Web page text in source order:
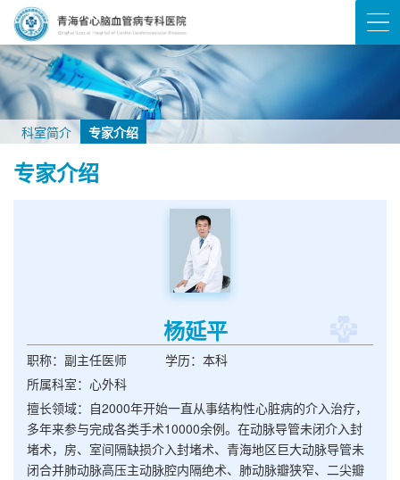
科室简介 专家介绍
专家介绍
杨延平
职称：副主任医师
学历：本科
所属科室：心外科
擅长领域：自2000年开始一直从事结构性心脏病的介入治疗，
多年来参与完成各类手术10000余例。在动脉导管未闭介入封
堵术，房、室间隔缺损介入封堵术、青海地区巨大动脉导管未
闭合并肺动脉高压主动脉腔内隔绝术、肺动脉瓣狭窄、二尖瓣